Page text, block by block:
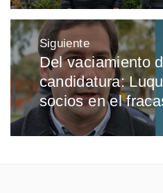
Siguiente
Entrada
siguiente:
Del vaciamiento
candidatura:
socios en el